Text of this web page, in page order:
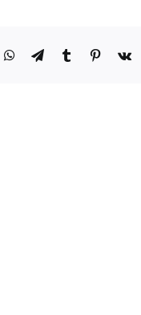
WhatsApp
TelegramTumblrPinterest
Vk